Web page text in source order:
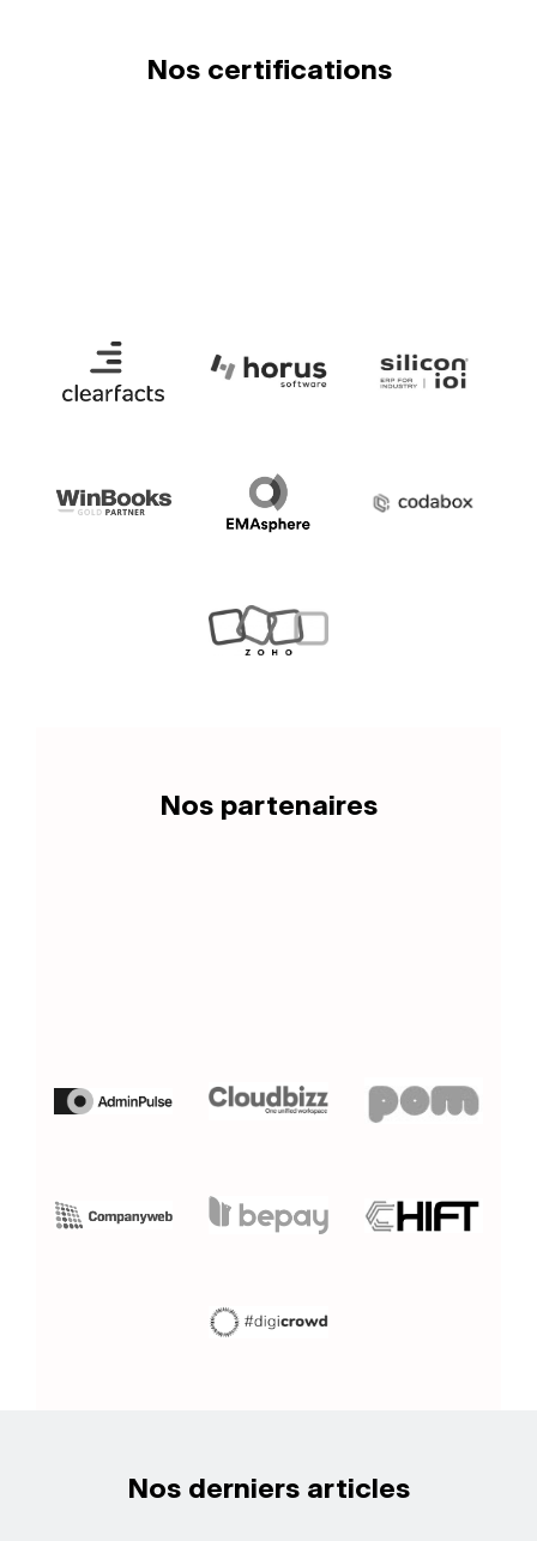
Nos certifications
Nos partenaires
Nos derniers articles